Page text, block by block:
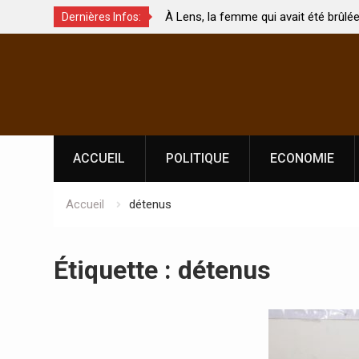
Dernières Infos:
À Lens, la femme qui avait été brûlée avec son bébé
par son mari est morte
ACCUEIL POLITIQUE ECONOMIE
Accueil détenus
Étiquette : détenus